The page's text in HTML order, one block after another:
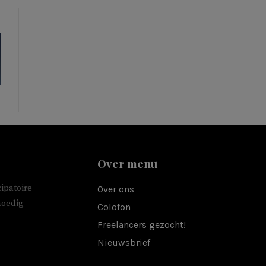
Over menu
Over ons
Colofon
Freelancers gezocht!
Nieuwsbrief